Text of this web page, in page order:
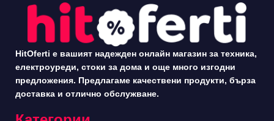
HitOferti е вашият надежден онлайн магазин за техника,
електроуреди, стоки за дома и още много изгодни
предложения. Предлагаме качествени продукти, бърза
доставка и отлично обслужване.